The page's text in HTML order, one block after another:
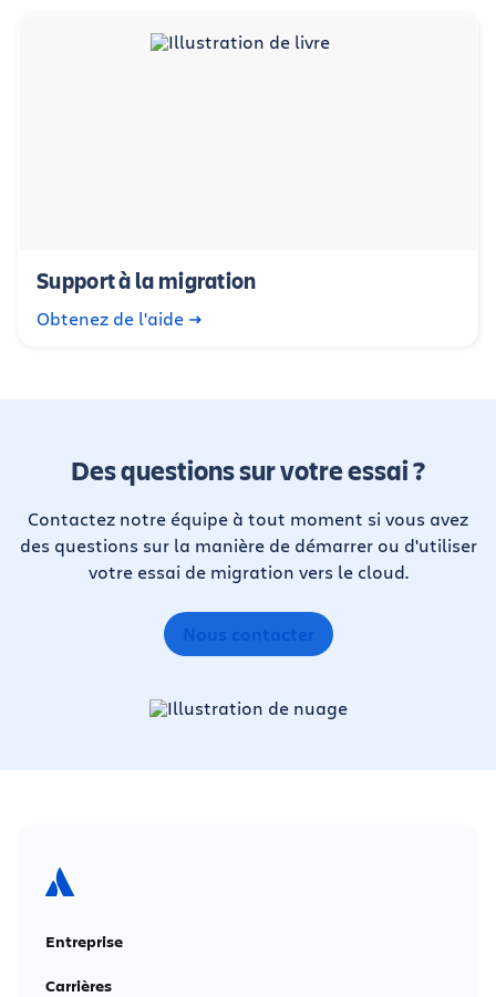
Support à la migration
Obtenez de l'aide
Des questions sur votre essai ?
Contactez notre équipe à tout moment si vous avez
des questions sur la manière de démarrer ou d'utiliser
votre essai de migration vers le cloud.
Nous contacter
Entreprise
Carrières